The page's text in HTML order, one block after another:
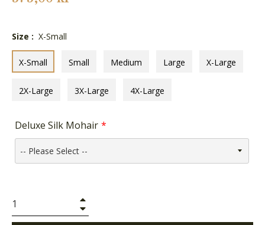
Size : X-Small
X-Small Small Medium Large X-Large
2X-Large 3X-Large 4X-Large
Deluxe Silk Mohair